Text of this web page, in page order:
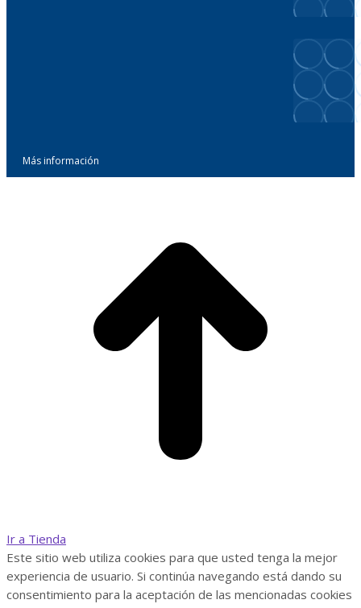
Más información
Ir a Tienda
Este sitio web utiliza cookies para que usted tenga la mejor
experiencia de usuario. Si continúa navegando está dando su
consentimiento para la aceptación de las mencionadas cookies